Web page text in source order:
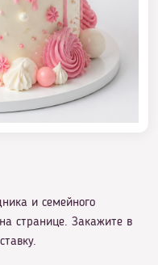
и семейного
странице. Закажите в